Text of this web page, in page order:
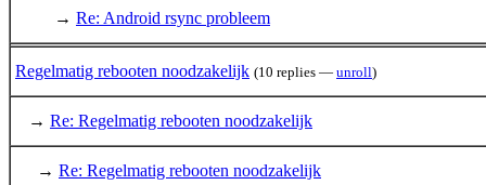
→ Re: Android rsync probleem
Regelmatig rebooten noodzakelijk (10 replies — unroll)
→ Re: Regelmatig rebooten noodzakelijk
→ Re: Regelmatig rebooten noodzakelijk